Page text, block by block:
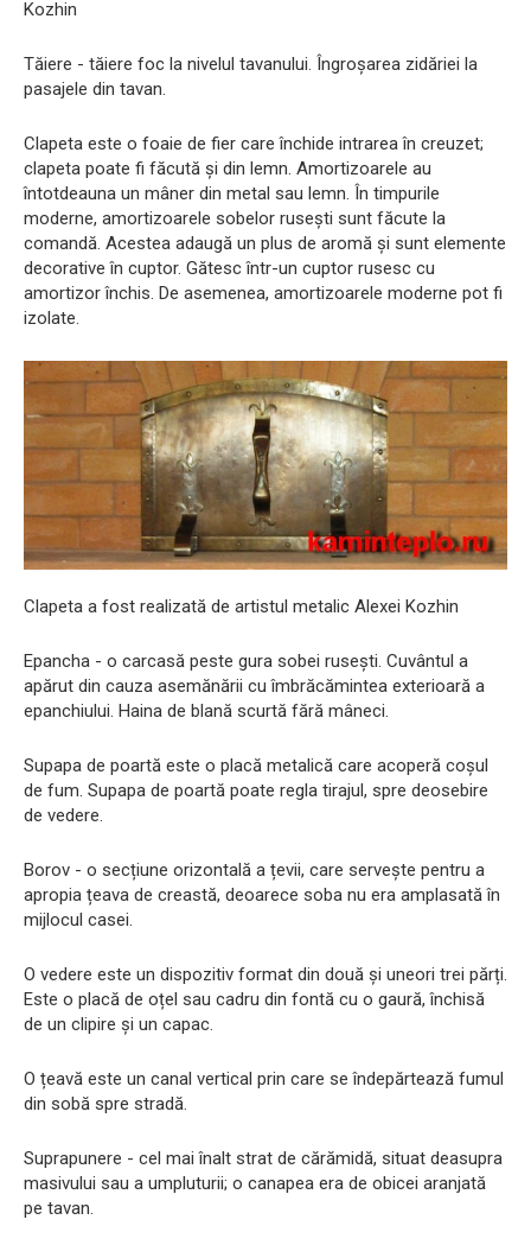
Kozhin
Tăiere - tăiere foc la nivelul tavanului. Îngroșarea zidăriei la
pasajele din tavan.
Clapeta este o foaie de fier care închide intrarea în creuzet;
clapeta poate fi făcută și din lemn. Amortizoarele au
întotdeauna un mâner din metal sau lemn. În timpurile
moderne, amortizoarele sobelor rusești sunt făcute la
comandă. Acestea adaugă un plus de aromă și sunt elemente
decorative în cuptor. Gătesc într-un cuptor rusesc cu
amortizor închis. De asemenea, amortizoarele moderne pot fi
izolate.
Clapeta a fost realizată de artistul metalic Alexei Kozhin
Epancha - o carcasă peste gura sobei rusești. Cuvântul a
apărut din cauza asemănării cu îmbrăcămintea exterioară a
epanchiului. Haina de blană scurtă fără mâneci.
Supapa de poartă este o placă metalică care acoperă coșul
de fum. Supapa de poartă poate regla tirajul, spre deosebire
de vedere.
Borov - o secțiune orizontală a țevii, care servește pentru a
apropia țeava de creastă, deoarece soba nu era amplasată în
mijlocul casei.
O vedere este un dispozitiv format din două și uneori trei părți.
Este o placă de oțel sau cadru din fontă cu o gaură, închisă
de un clipire și un capac.
O țeavă este un canal vertical prin care se îndepărtează fumul
din sobă spre stradă.
Suprapunere - cel mai înalt strat de cărămidă, situat deasupra
masivului sau a umpluturii; o canapea era de obicei aranjată
pe tavan.